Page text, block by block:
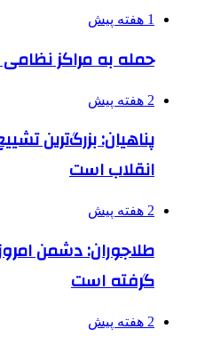
1 هفته پیش
حمله به مراکز
2 هفته پیش
پناهیان: بزرگ‌ترین
انقلاب است
2 هفته پیش
طلاجوران: دشمن
گرفته است
2 هفته پیش